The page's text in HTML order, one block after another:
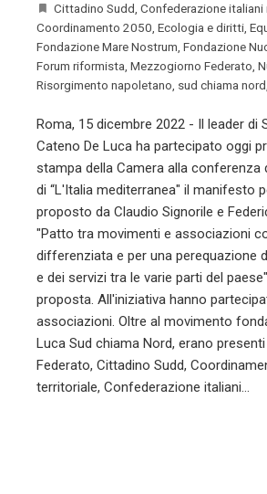
Cittadino Sudd, Confederazione italiani
Coordinamento 2050, Ecologia e diritti,
Fondazione Mare Nostrum, Fondazione
Forum riformista, Mezzogiorno Federato,
Risorgimento napoletano, sud chiama nord,
Roma, 15 dicembre 2022 - Il leader di
Cateno De Luca ha partecipato oggi
stampa della Camera alla conferenza
di “L'Italia mediterranea" il manifesto
proposto da Claudio Signorile e
"Patto tra movimenti e associazioni
differenziata e per una perequazione
e dei servizi tra le varie parti del
proposta. All'iniziativa hanno
associazioni. Oltre al movimento
Luca Sud chiama Nord, erano
Federato, Cittadino Sudd,
territoriale, Confederazione italiani…